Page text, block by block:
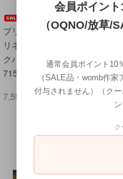
プリット コットン
リネンダンプ裾タッ
クバギーパンツ p
71518
7,590円(税込)
会員ポイント
（OQNO/放草/
通常会員ポイント10
（SALE品・womb作
付与されません）（ク
ク